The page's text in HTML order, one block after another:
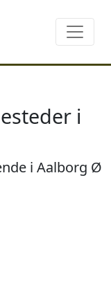
i
i Aalborg Ø